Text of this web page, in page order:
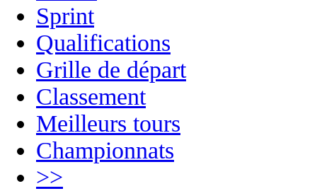
Sprint
Qualifications
Grille de départ
Classement
Meilleurs tours
Championnats
>>